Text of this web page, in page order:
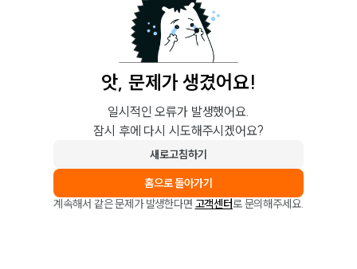
앗, 문제가 생겼어요!
일시적인 오류가 발생했어요.
잠시 후에 다시 시도해주시겠어요?
새로고침하기
홈으로 돌아가기
계속해서 같은 문제가 발생한다면 고객센터로 문의해주세요.